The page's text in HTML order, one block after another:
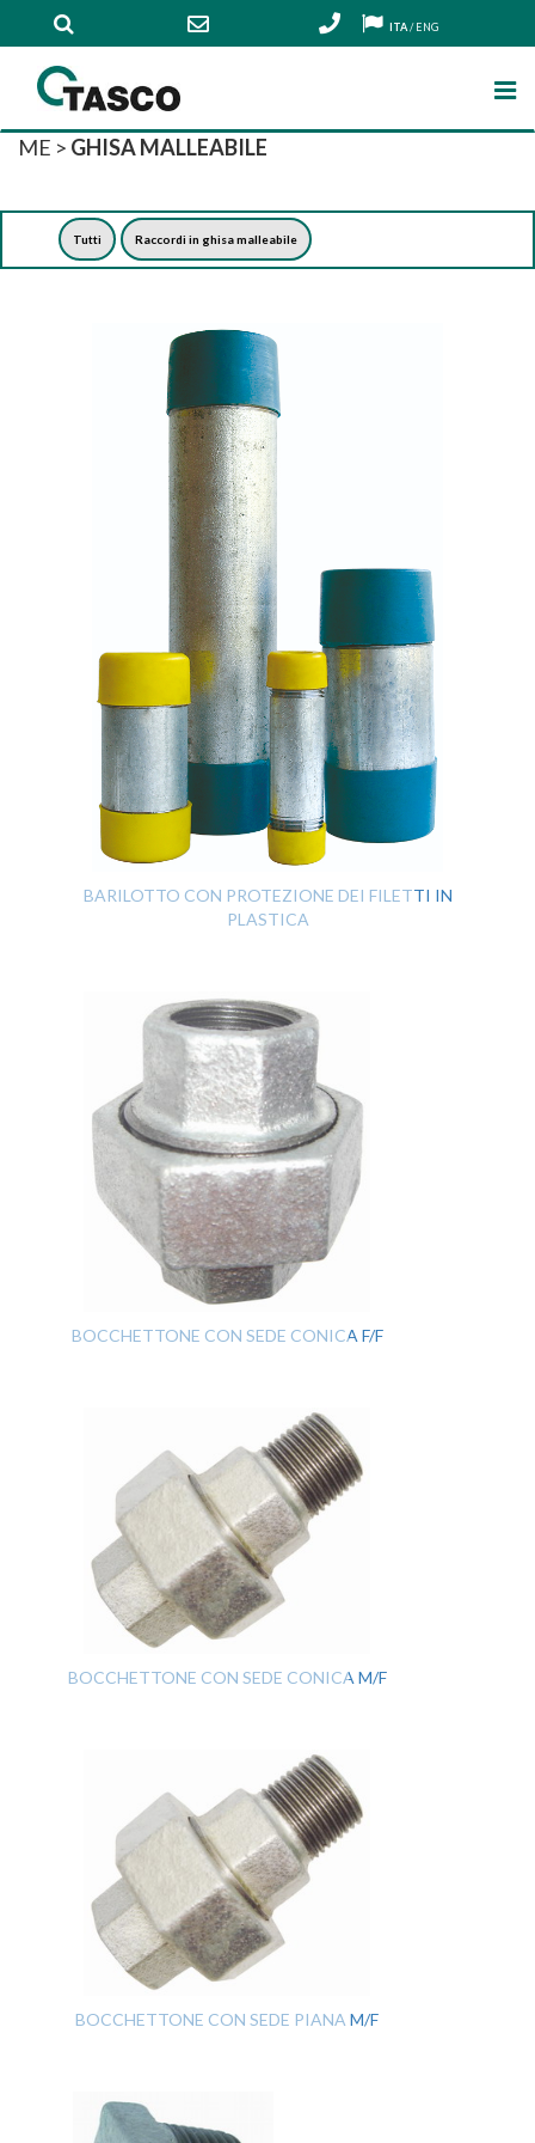
ITA/ENG
ME > GHISA MALLEABILE
Tutti Raccordi in ghisa malleabile
BARILOTTO CON PROTEZIONE DEI FILETTI IN
PLASTICA
BOCCHETTONE CON SEDE CONICA F/F
BOCCHETTONE CON SEDE CONICA M/F
BOCCHETTONE CON SEDE PIANA M/F